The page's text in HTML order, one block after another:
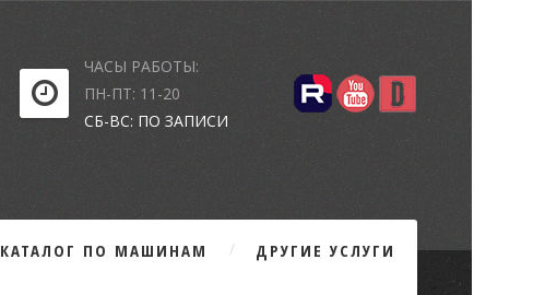
ЧАСЫ РАБОТЫ:
ПН-ПТ: 11-20
СБ-ВС: ПО ЗАПИСИ
КАТАЛОГ ПО МАШИНАМ ДРУГИЕ УСЛУГИ